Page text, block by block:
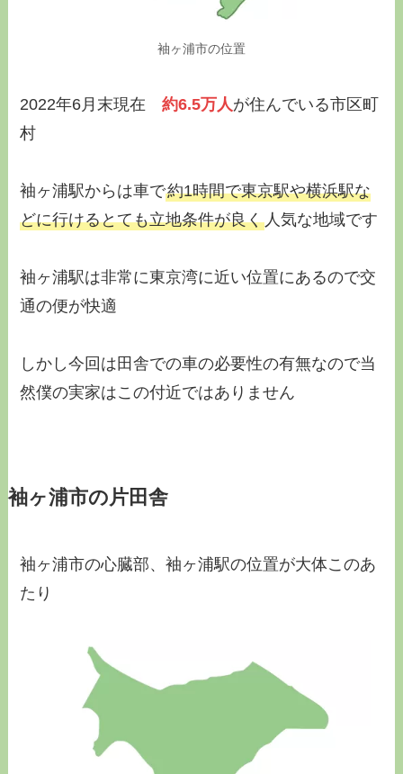
袖ヶ浦市の位置
2022年6月末現在約6.5万人が住んでいる市区町
村
袖ヶ浦駅からは車で約1時間で東京駅や横浜駅な
どに行けるとても立地条件が良く 人気な地域です
袖ヶ浦駅は非常に東京湾に近い位置にあるので交
通の便が快適
しかし今回は田舎での車の必要性の有無なので当
然僕の実家はこの付近ではありません
袖ヶ浦市の片田舎
袖ヶ浦市の心臓部、袖ヶ浦駅の位置が大体このあ
たり